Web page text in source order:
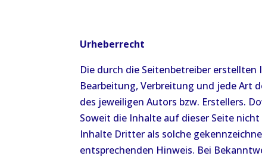
Urheberrecht
Die durch die Seitenbetreiber
Bearbeitung, Verbreitung und jede Art
des jeweiligen Autors bzw. Erstellers.
Soweit die Inhalte auf dieser Seite
Inhalte Dritter als solche
entsprechenden Hinweis. Bei